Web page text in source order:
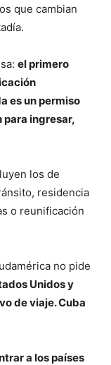
que cambian
el primero
es un permiso
para ingresar,
los de
residencia
o reunificación
no pide
Unidos y
de viaje. Cuba
a los países